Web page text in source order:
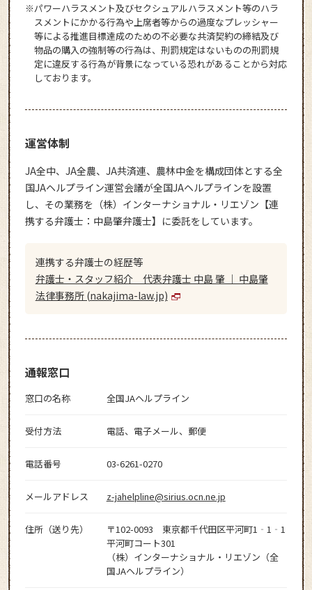
※パワーハラスメント及びセクシュアルハラスメント等のハラ
スメントにかかる行為や上席者等からの過度なプレッシャー
等による推進目標達成のための不必要な共済契約の締結及び
物品の購入の強制等の行為は、刑罰規定はないものの刑罰規
定に違反する行為が背景になっている恐れがあることから対応
しております。
運営体制
JA全中、JA全農、JA共済連、農林中金を構成団体とする全
国JAヘルプライン運営会議が全国JAヘルプラインを設置
し、その業務を（株）インターナショナル・リエゾン【連
携する弁護士：中島肇弁護士】に委託をしています。
連携する弁護士の経歴等
弁護士・スタッフ紹介 代表弁護士 中島 肇 ｜ 中島肇
法律事務所 (nakajima-law.jp)
通報窓口
窓口の名称 全国JAヘルプライン
受付方法 電話、電子メール、郵便
電話番号 03-6261-0270
メールアドレス z-jahelpline@sirius.ocn.ne.jp
住所（送り先）
〒102-0093 東京都千代田区平河町1‐1‐1
平河町コート301
（株）インターナショナル・リエゾン（全
国JAヘルプライン）